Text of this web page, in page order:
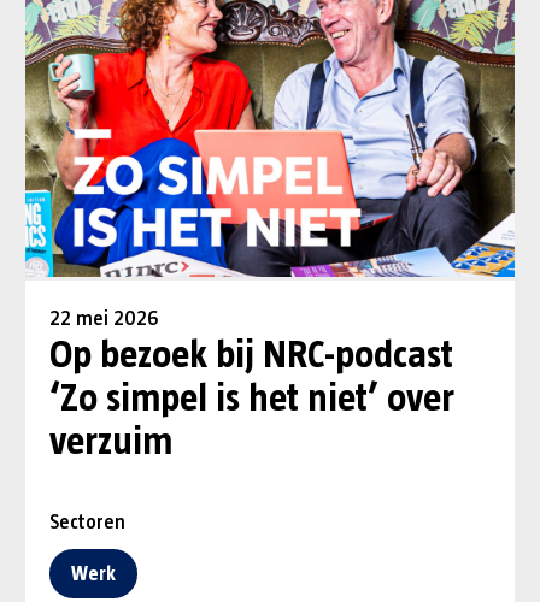
22 mei 2026
Op bezoek bij NRC-podcast
‘Zo simpel is het niet’ over
verzuim
Sectoren
Werk